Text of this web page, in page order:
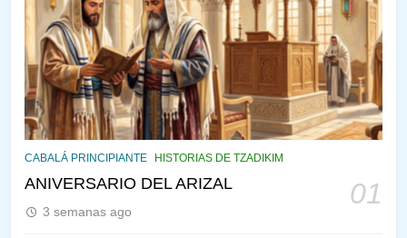
CABALÁ PRINCIPIANTE HISTORIAS DE TZADIKIM
ANIVERSARIO DEL ARIZAL 01
3 semanas ago
144
¿QUIÉN ES SABIO? EL QUE
VE LO QUE VA A NACER
PENSAMIENTO JUDÍO PIRKEI AVOT
145
CABALÁ Y JASIDUT: EL
CONSEJO DE LOS PADRES